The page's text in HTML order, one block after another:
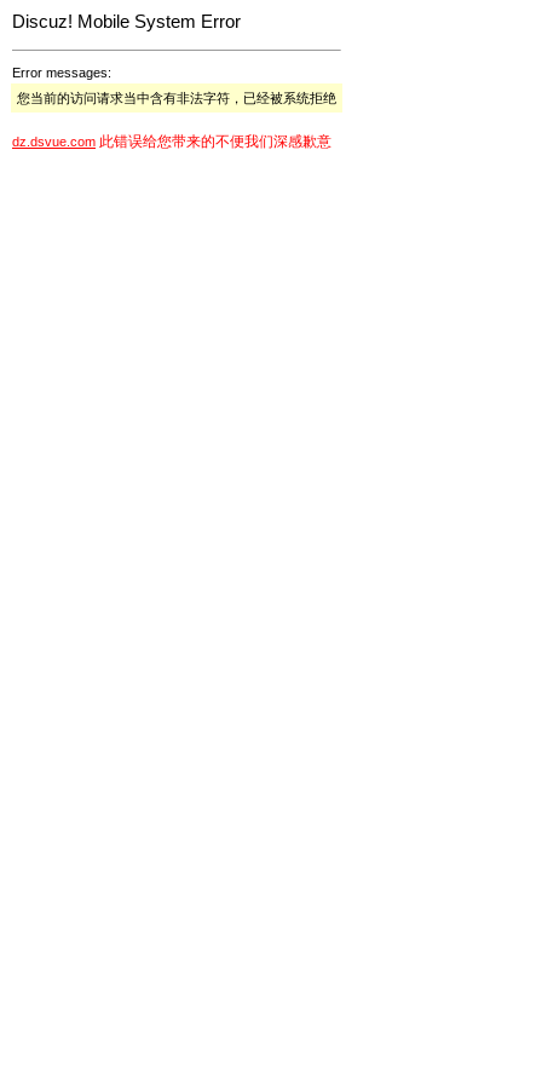
Discuz! Mobile System Error
Error messages:
您当前的访问请求当中含有非法字符，已经被系统拒绝
dz.dsvue.com 此错误给您带来的不便我们深感歉意